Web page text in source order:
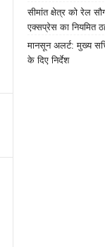
सीमांत क्षेत्र को रेल
एक्सप्रेस का नियमित
मानसून अलर्ट: मुख्य
के दिए निर्देश